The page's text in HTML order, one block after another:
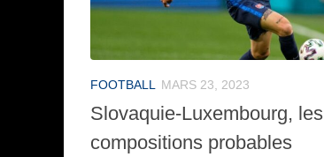
FOOTBALL MARS 23, 2023
Slovaquie-Luxembourg, les
compositions probables